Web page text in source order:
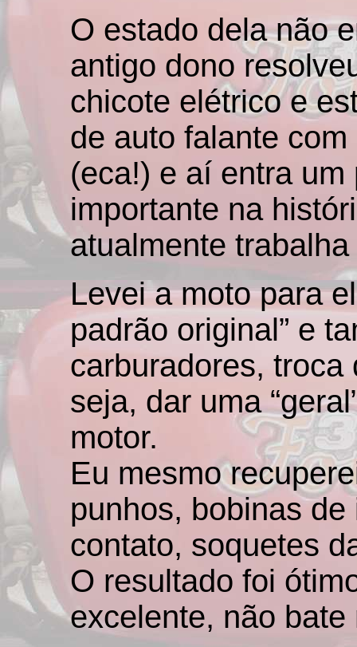
O estado dela não
antigo dono
chicote elétrico e
de auto falante com
(eca!) e aí entra
importante na
atualmente
Levei a moto para
padrão original” e
carburadores,
seja, dar uma
motor.
Eu mesmo
punhos, bobinas
contato, soquetes
O resultado foi
excelente, não